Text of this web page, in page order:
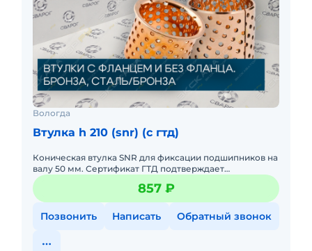
Вологда
Втулка h 210 (snr) (c гтд)
Коническая втулка SNR для фиксации подшипников на
валу 50 мм. Сертификат ГТД подтверждает
соответствие высоким требованиям. Обеспечивает
точную посадку и стабил857 ₽
Позвонить Написать Обратный звонок